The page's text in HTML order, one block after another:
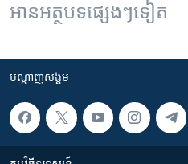
អានអត្ថបទផ្សេងៗទៀត
បណ្តាញ​សង្គម